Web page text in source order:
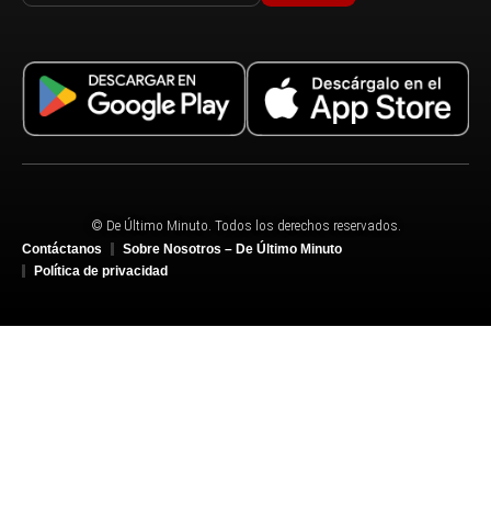
© De Último Minuto. Todos los derechos reservados.
Contáctanos
Sobre Nosotros – De Último Minuto
Política de privacidad